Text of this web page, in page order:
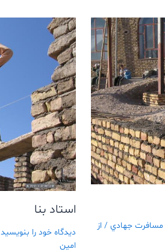
مسافرت جهادي / از
استاد بنا
دیدگاه‌ خود را بنویسید
امین